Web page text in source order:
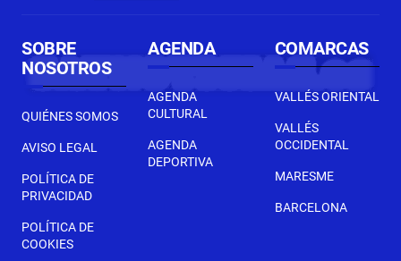
SOBRE
NOSOTROS
QUIÉNES SOMOS
AVISO LEGAL
POLÍTICA DE
PRIVACIDAD
POLÍTICA DE
COOKIES
AGENDA
AGENDA
CULTURAL
AGENDA
DEPORTIVA
COMARCAS
VALLÉS ORIENTAL
VALLÉS
OCCIDENTAL
MARESME
BARCELONA